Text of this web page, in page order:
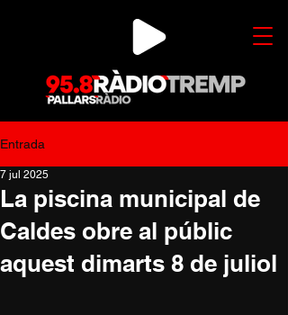
Entrada
La piscina municipal de
Caldes obre al públic
aquest dimarts 8 de juliol
7 jul 2025